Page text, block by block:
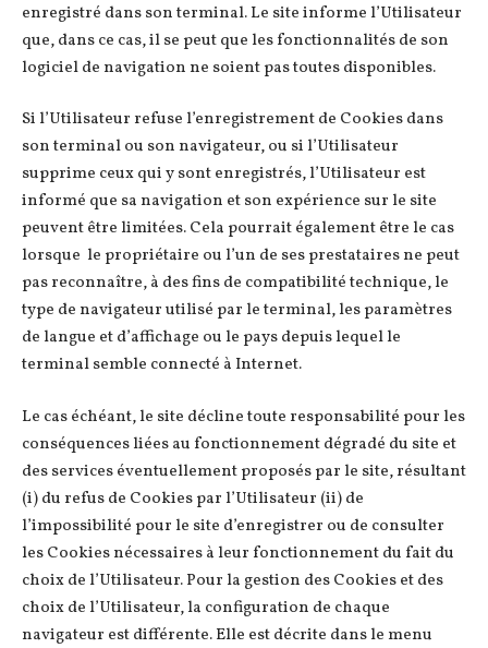
enregistré dans son terminal. Le site informe l’Utilisateur
que, dans ce cas, il se peut que les fonctionnalités de son
logiciel de navigation ne soient pas toutes disponibles.
Si l’Utilisateur refuse l’enregistrement de Cookies dans
son terminal ou son navigateur, ou si l’Utilisateur
supprime ceux qui y sont enregistrés, l’Utilisateur est
informé que sa navigation et son expérience sur le site
peuvent être limitées. Cela pourrait également être le cas
lorsque le propriétaire ou l’un de ses prestataires ne peut
pas reconnaître, à des fins de compatibilité technique, le
type de navigateur utilisé par le terminal, les paramètres
de langue et d’affichage ou le pays depuis lequel le
terminal semble connecté à Internet.
Le cas échéant, le site décline toute responsabilité pour les
conséquences liées au fonctionnement dégradé du site et
des services éventuellement proposés par le site, résultant
(i) du refus de Cookies par l’Utilisateur (ii) de
l’impossibilité pour le site d’enregistrer ou de consulter
les Cookies nécessaires à leur fonctionnement du fait du
choix de l’Utilisateur. Pour la gestion des Cookies et des
choix de l’Utilisateur, la configuration de chaque
navigateur est différente. Elle est décrite dans le menu